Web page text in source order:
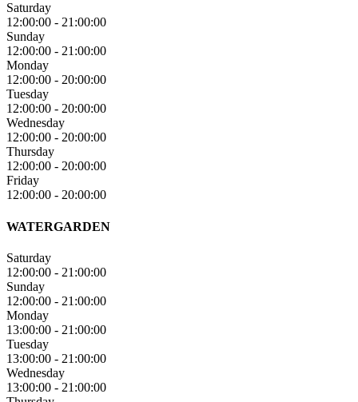
Saturday
12:00:00 - 21:00:00
Sunday
12:00:00 - 21:00:00
Monday
12:00:00 - 20:00:00
Tuesday
12:00:00 - 20:00:00
Wednesday
12:00:00 - 20:00:00
Thursday
12:00:00 - 20:00:00
Friday
12:00:00 - 20:00:00
WATERGARDEN
Saturday
12:00:00 - 21:00:00
Sunday
12:00:00 - 21:00:00
Monday
13:00:00 - 21:00:00
Tuesday
13:00:00 - 21:00:00
Wednesday
13:00:00 - 21:00:00